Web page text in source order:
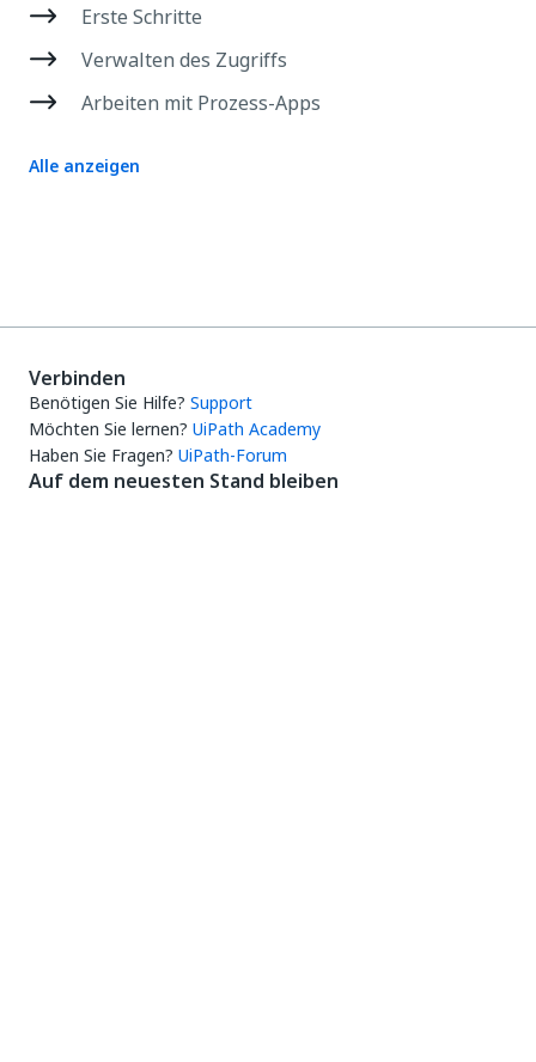
Erste Schritte
Verwalten des Zugriffs
Arbeiten mit Prozess-Apps
Alle anzeigen
Verbinden
Benötigen Sie Hilfe? Support
Möchten Sie lernen? UiPath Academy
Haben Sie Fragen? UiPath-Forum
Auf dem neuesten Stand bleiben